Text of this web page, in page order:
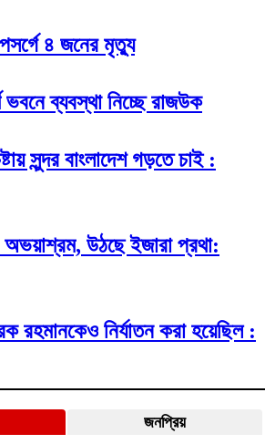
৪ জনের মৃত্যু
ভবনে ব্যবস্থা নিচ্ছে রাজউক
সুন্দর বাংলাদেশ গড়তে চাই :
অভয়াশ্রম, উঠছে ইজারা প্রথা:
রহমানকেও নির্যাতন করা হয়েছিল :
জনপ্রিয়